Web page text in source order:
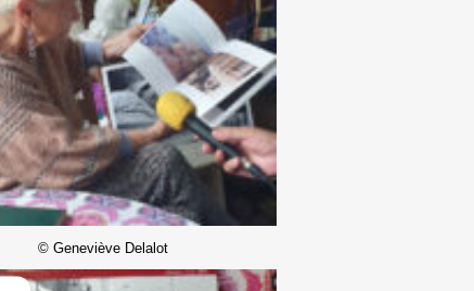
© Geneviève Delalot